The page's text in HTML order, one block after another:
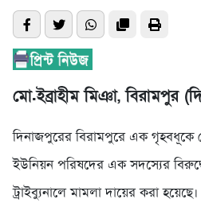
মো.ইব্রাহীম মিঞা, বিরামপুর
দিনাজপুরের বিরামপুরে এক গৃহবধূকে
ইউনিয়ন পরিষদের এক সদস্যের
ট্রাইব্যুনালে মামলা দায়ের করা